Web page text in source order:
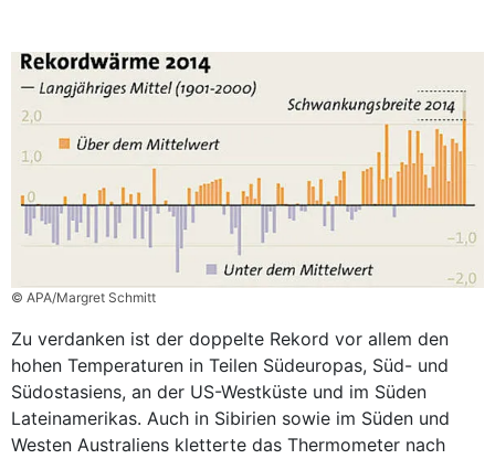
© APA/Margret Schmitt
Zu verdanken ist der doppelte Rekord vor allem den
hohen Temperaturen in Teilen Südeuropas, Süd- und
Südostasiens, an der US-Westküste und im Süden
Lateinamerikas. Auch in Sibirien sowie im Süden und
Westen Australiens kletterte das Thermometer nach